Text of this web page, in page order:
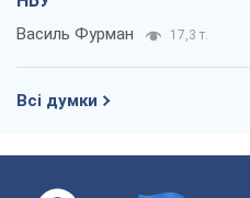
Василь Фурман 17,3 т.
Всі думки